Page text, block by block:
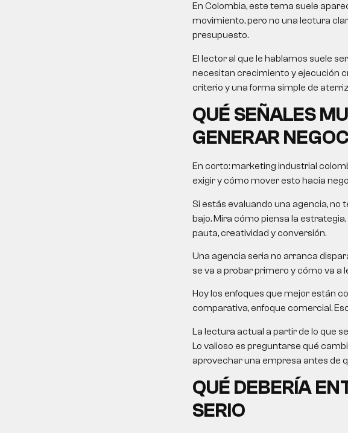
En Colombia, este tema suele
movimiento, pero no una lectura
presupuesto.
El lector al que le hablamos suele
necesitan crecimiento y ejecución
criterio y una forma simple de
QUÉ SEÑALES
GENERAR
En corto:marketing industrial
exigir y cómo mover esto hacia
Si estás evaluando una agencia, no
bajo. Mira cómo piensa la
pauta, creatividad y conversión.
Una agencia seria no arranca
se va a probar primero y cómo va a
Hoy los enfoques que mejor están
comparativa, enfoque comercial.
La lectura actual a partir de lo que
Lo valioso es preguntarse qué
aprovechar una empresa antes de
QUÉ DEBERÍA
SERIO